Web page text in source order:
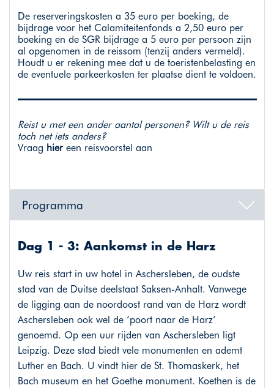
De reserveringskosten a 35 euro per boeking, de
bijdrage voor het Calamiteitenfonds a 2,50 euro per
boeking en de SGR bijdrage a 5 euro per persoon zijn
al opgenomen in de reissom (tenzij anders vermeld).
Houdt u er rekening mee dat u de toeristenbelasting en
de eventuele parkeerkosten ter plaatse dient te voldoen.
Reist u met een ander aantal personen? Wilt u de reis
toch net iets anders?
Vraag hiereen reisvoorstel aan
Programma
Dag 1 - 3: Aankomst in de Harz
Uw reis start in uw hotel in Aschersleben, de oudste
stad van de Duitse deelstaat Saksen-Anhalt. Vanwege
de ligging aan de noordoost rand van de Harz wordt
Aschersleben ook wel de ‘poort naar de Harz’
genoemd. Op een uur rijden van Aschersleben ligt
Leipzig. Deze stad biedt vele monumenten en ademt
Luther en Bach. U vindt hier de St. Thomaskerk, het
Bach museum en het Goethe monument. Koethen is de